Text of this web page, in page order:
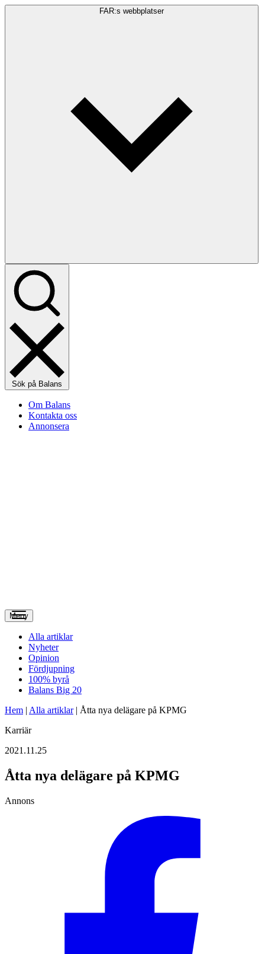
FAR:s webbplatser
Sök på Balans
Om Balans
Kontakta oss
Annonsera
Meny
Alla artiklar
Nyheter
Opinion
Fördjupning
100% byrå
Balans Big 20
Hem | Alla artiklar| Åtta nya delägare på KPMG
Karriär
2021.11.25
Åtta nya delägare på KPMG
Annons